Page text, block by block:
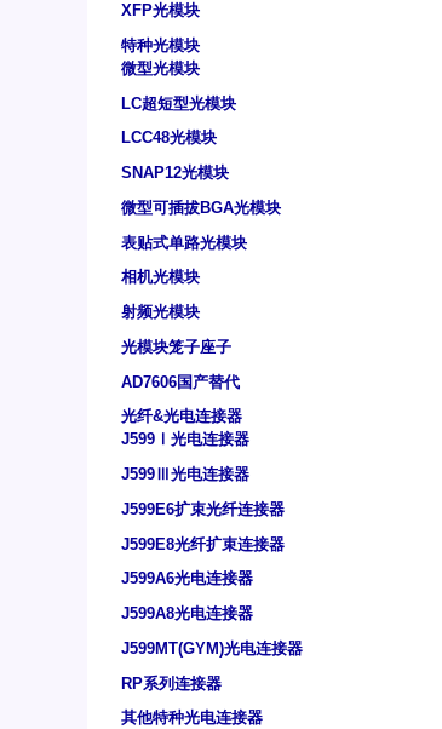
XFP光模块
特种光模块
微型光模块
LC超短型光模块
LCC48光模块
SNAP12光模块
微型可插拔BGA光模块
表贴式单路光模块
相机光模块
射频光模块
光模块笼子座子
AD7606国产替代
光纤&光电连接器
J599Ⅰ光电连接器
J599Ⅲ光电连接器
J599E6扩束光纤连接器
J599E8光纤扩束连接器
J599A6光电连接器
J599A8光电连接器
J599MT(GYM)光电连接器
RP系列连接器
其他特种光电连接器